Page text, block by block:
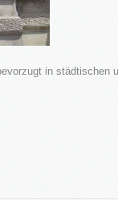
in städtischen